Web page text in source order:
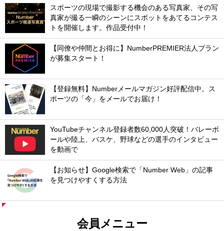
スポーツの現場で撮影する機会のある写真家、その写
真家が撮る一瞬のシーンにスポットをあてるコンテス
トを開催します。作品受付中！
【同僚や仲間とお得に】NumberPREMIER法人プラン
が募集スタート！
【登録無料】Numberメールマガジン好評配信中。ス
ポーツの「今」をメールでお届け！
YouTubeチャンネル登録者数60,000人突破！バレーボ
ールや陸上、バスケ、野球などの選手のインタビュー
を動画で
【お知らせ】Google検索で「Number Web」の記事
を見つけやすくする方法
会員メニュー